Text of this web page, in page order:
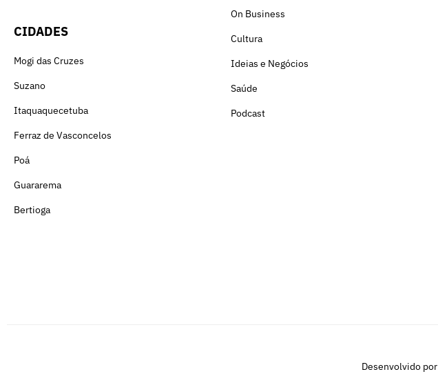
CIDADES
Mogi das Cruzes
Suzano
Itaquaquecetuba
Ferraz de Vasconcelos
Poá
Guararema
Bertioga
On Business
Cultura
Ideias e Negócios
Saúde
Podcast
Desenvolvido por